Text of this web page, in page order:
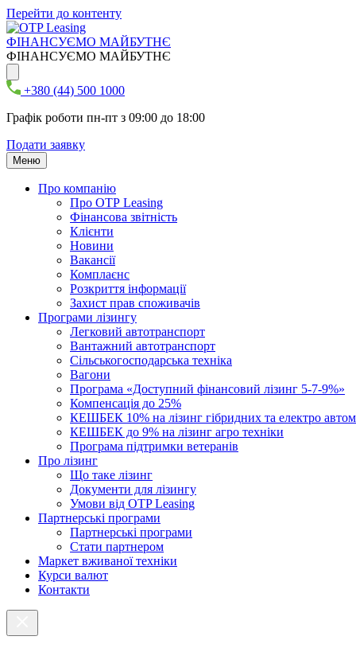
Перейти до контенту
ФІНАНСУЄМО МАЙБУТНЄ
ФІНАНСУЄМО МАЙБУТНЄ
+380 (44) 500 1000
Графік роботи пн-пт з 09:00 до 18:00
Подати заявку
Меню
Про компанію
Про ОТР Leasing
Фінансова звітність
Клієнти
Новини
Вакансії
Комплаєнс
Розкриття інформації
Захист прав споживачів
Програми лізингу
Легковий автотранспорт
Вантажний автотранспорт
Cільськогосподарська техніка
Вагони
Програма «Доступний фінансовий лізинг 5-7-9%»
Компенсація до 25%
КЕШБЕК 10% на лізинг гібридних та електро
КЕШБЕК до 9% на лізинг агро техніки
Програма підтримки ветеранів
Про лізинг
Що таке лізинг
Документи для лізингу
Умови від OTP Leasing
Партнерські програми
Партнерські програми
Стати партнером
Маркет вживаної техніки
Курси валют
Контакти